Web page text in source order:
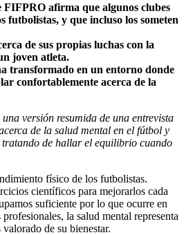
FIFPRO afirma que algunos clubes
futbolistas, y que incluso los someten
de sus propias luchas con la
joven atleta.
transformado en un entorno donde
confortablemente acerca de la
versión resumida de una entrevista
de la salud mental en el fútbol y
tratando de hallar el equilibrio cuando
físico de los futbolistas.
científicos para mejorarlos cada
suficiente por lo que ocurre en
la salud mental representa
de su bienestar.